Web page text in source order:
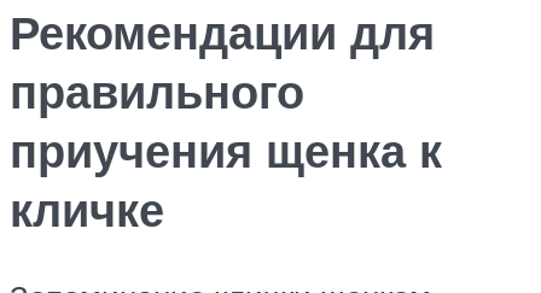
Рекомендации для
правильного
приучения щенка к
кличке